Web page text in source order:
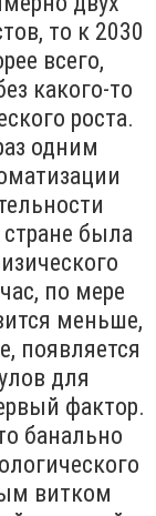
то к 2030
всего,
какого-то
роста.
одним
была
по мере
меньше,
появляется
для
фактор.
банально
витком